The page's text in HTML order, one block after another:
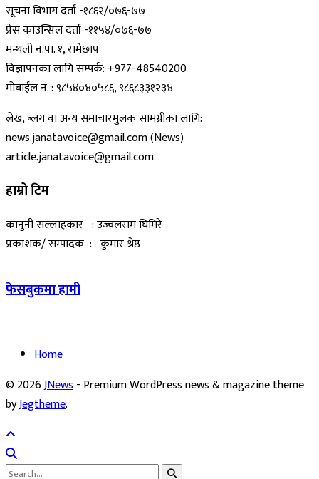
सूचना विभाग दर्ता -१८६२/०७६-७७
प्रेस काउन्सिल दर्ता -११५४/०७६-७७
मन्थली न.पा. १, रामेछाप
विज्ञापनका लागि सम्पर्क: +977-48540200
मोबाईल नं. : ९८५४०४०५८६, ९८६८३३१२३४
लेख, ब्लग वा अन्य समाचारमुलक सामग्रीका लागि:
news.janatavoice@gmail.com (News)
article.janatavoice@gmail.com
हाम्रो टिम
कानुनी सल्लाहकार : उज्वलराम घिमिरे
प्रकाशक/ सम्पादक : कुमार श्रेष्ठ
फेसबुकमा हामी
Home
© 2026JNews- Premium WordPress news & magazine theme
byJegtheme.